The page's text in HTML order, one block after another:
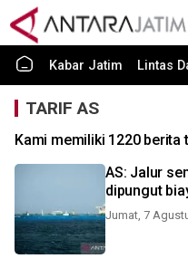
Kabar Jatim Lintas
TARIF AS
Kami memiliki 1220 berita
AS: Jalur
dipungut
Jumat, 7